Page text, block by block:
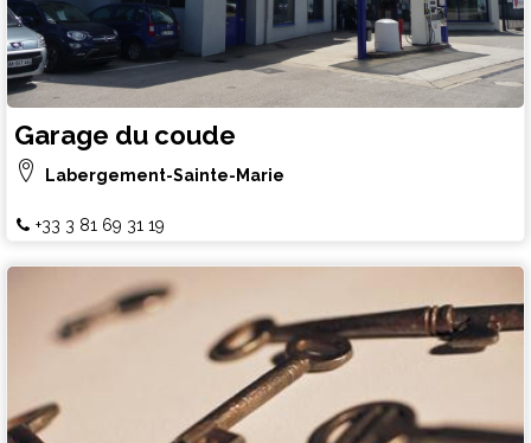
Garage du coude
Labergement-Sainte-Marie
+33 3 81 69 31 19